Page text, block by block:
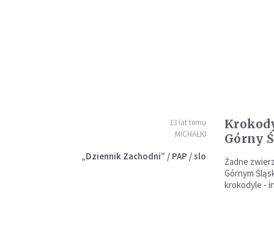
13 lat temu
MICHAŁKI
„Dziennik Zachodni” / PAP / slo
Górny
Żadne
Górnym
krokodyle -